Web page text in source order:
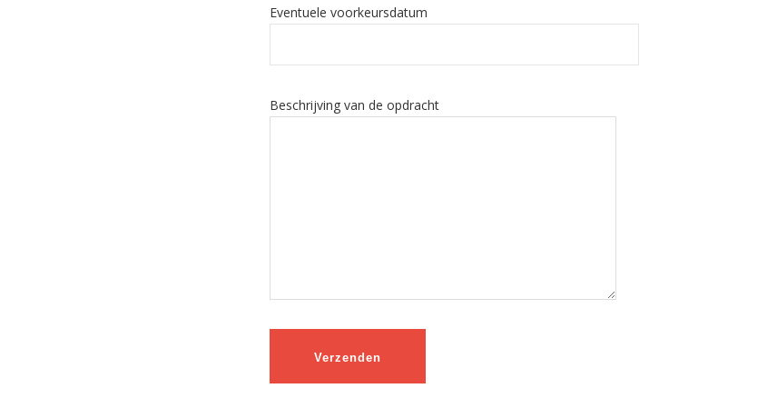
Eventuele voorkeursdatum
Beschrijving van de opdracht